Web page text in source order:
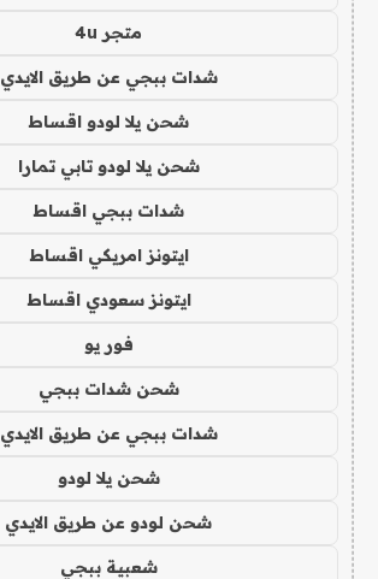
متجر 4u
شدات ببجي عن طريق الايدي
شحن يلا لودو اقساط
شحن يلا لودو تابي تمارا
شدات ببجي اقساط
ايتونز امريكي اقساط
ايتونز سعودي اقساط
فور يو
شحن شدات ببجي
شدات ببجي عن طريق الايدي
شحن يلا لودو
شحن لودو عن طريق الايدي
شعبية ببجي